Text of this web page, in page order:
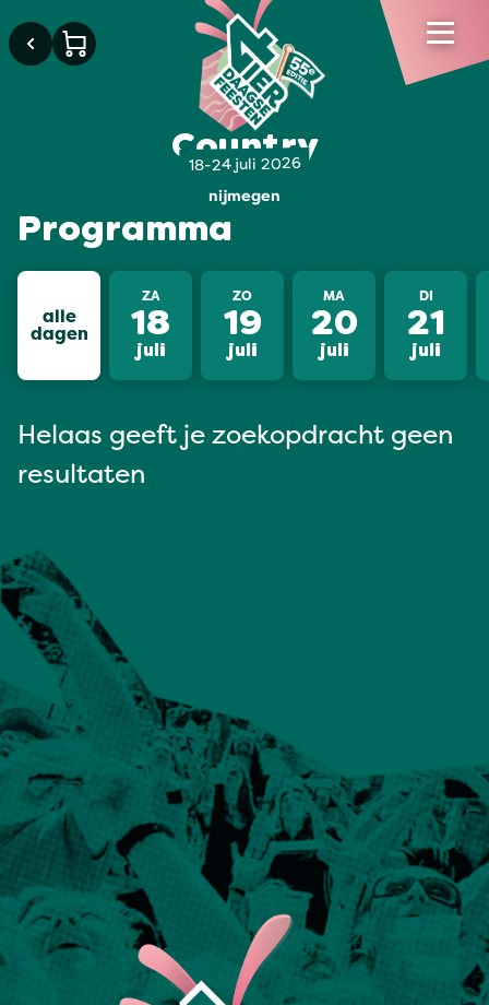
18-24 juli 2026
nijmegen
Country
Programma
alle
dagen
ZA
18
juli
ZO
19
juli
MA
20
juli
DI
21
juli
Helaas geeft je zoekopdracht geen
resultaten